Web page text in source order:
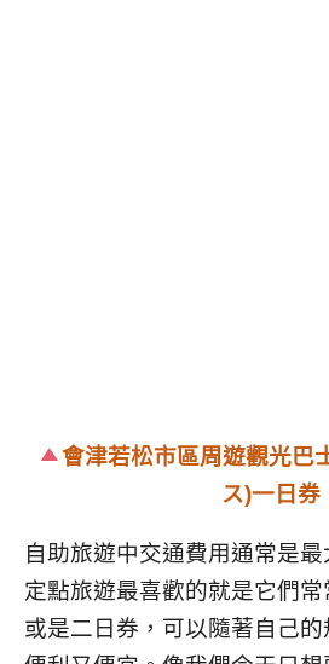
會津若松市區周遊觀光巴
ス)一日券
自助旅遊中交通費用通常是
定點旅遊最喜歡的就是它們
或是二日券，可以隨著自己的